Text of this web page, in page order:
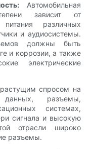
Автомобильная
зависит от
различных
и аудиосистемы.
должны быть
и коррозии, а также
электрические
спросом на
данных, разъемы,
системах,
сигнала и высокую
отрасли широко
разъемы.